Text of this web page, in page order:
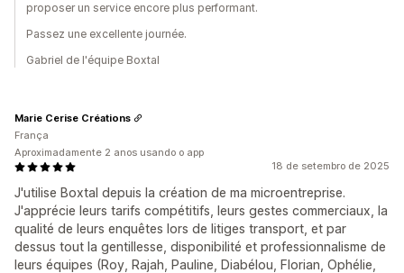
proposer un service encore plus performant.
Passez une excellente journée.
Gabriel de l'équipe Boxtal
18 de setembro de 2025
J'utilise Boxtal depuis la création de ma microentreprise.
J'apprécie leurs tarifs compétitifs, leurs gestes commerciaux, la
qualité de leurs enquêtes lors de litiges transport, et par
dessus tout la gentillesse, disponibilité et professionnalisme de
leurs équipes (Roy, Rajah, Pauline, Diabélou, Florian, Ophélie,
Marie Cerise Créations
França
Aproximadamente 2 anos usando o app